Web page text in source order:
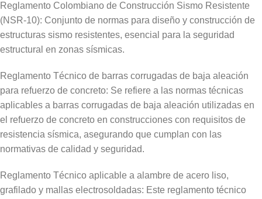
Reglamento Colombiano de Construcción Sismo Resistente
(NSR-10): Conjunto de normas para diseño y construcción de
estructuras sismo resistentes, esencial para la seguridad
estructural en zonas sísmicas.
Reglamento Técnico de barras corrugadas de baja aleación
para refuerzo de concreto: Se refiere a las normas técnicas
aplicables a barras corrugadas de baja aleación utilizadas en
el refuerzo de concreto en construcciones con requisitos de
resistencia sísmica, asegurando que cumplan con las
normativas de calidad y seguridad.
Reglamento Técnico aplicable a alambre de acero liso,
grafilado y mallas electrosoldadas: Este reglamento técnico